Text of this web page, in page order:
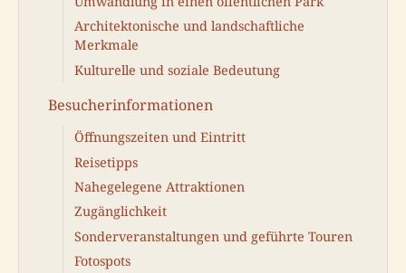
Architektonische und landschaftliche
Merkmale
Kulturelle und soziale Bedeutung
Besucherinformationen
Öffnungszeiten und Eintritt
Reisetipps
Nahegelegene Attraktionen
Zugänglichkeit
Sonderveranstaltungen und geführte Touren
Fotospots